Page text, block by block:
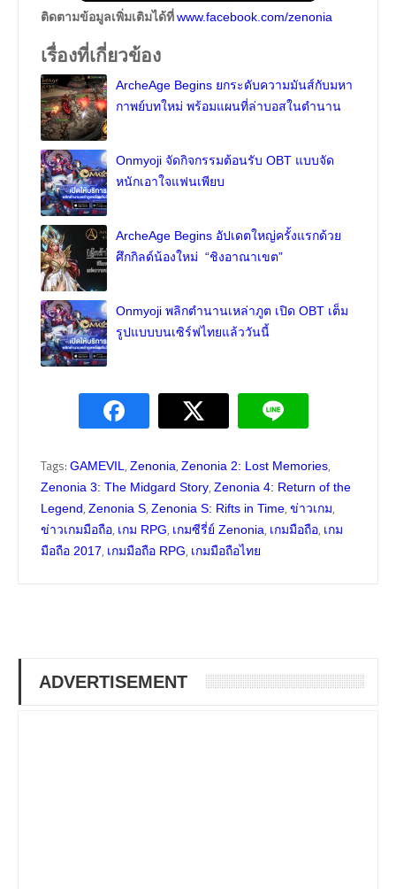
ติดตามข้อมูลเพิ่มเติมได้ที่www.facebook.com/zenonia
เรื่องที่เกี่ยวข้อง
ArcheAge Begins ยกระดับความมันส์กับมหา
กาพย์บทใหม่ พร้อมแผนที่ล่าบอสในตำนาน
Onmyoji จัดกิจกรรมต้อนรับ OBT แบบจัด
หนักเอาใจแฟนเพียบ
ArcheAge Begins อัปเดตใหญ่ครั้งแรกด้วย
ศึกกิลด์น้องใหม่ “ชิงอาณาเขต”
Onmyoji พลิกตำนานเหล่าภูต เปิด OBT เต็ม
รูปแบบบนเซิร์ฟไทยแล้ววันนี้
Tags: GAMEVIL , Zenonia, Zenonia 2: Lost Memories,
Zenonia 3: The Midgard Story, Zenonia 4: Return of the
Legend, Zenonia S, Zenonia S: Rifts in Time, ข่าวเกม,
ข่าวเกมมือถือ, เกม RPG, เกมซีรี่ย์ Zenonia, เกมมือถือ, เกม
มือถือ 2017, เกมมือถือ RPG, เกมมือถือไทย
ADVERTISEMENT